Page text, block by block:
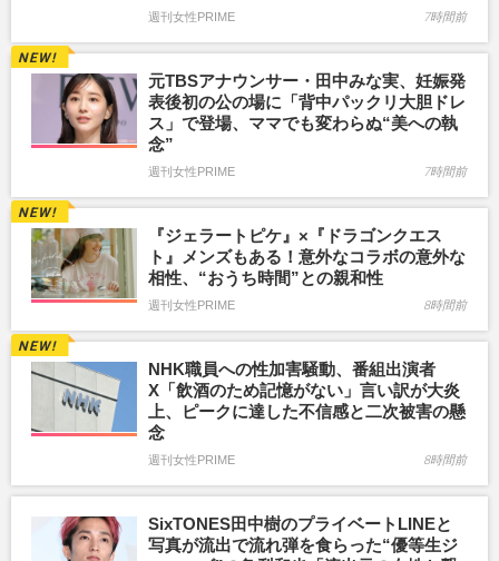
週刊女性PRIME 7時間前
元TBSアナウンサー・田中みな実、妊娠発
表後初の公の場に「背中パックリ大胆ドレ
ス」で登場、ママでも変わらぬ“美への執
念”
週刊女性PRIME 7時間前
『ジェラートピケ』×『ドラゴンクエス
ト』メンズもある！意外なコラボの意外な
相性、“おうち時間”との親和性
週刊女性PRIME 8時間前
NHK職員への性加害騒動、番組出演者
X「飲酒のため記憶がない」言い訳が大炎
上、ピークに達した不信感と二次被害の懸
念
週刊女性PRIME 8時間前
SixTONES田中樹のプライベートLINEと
写真が流出で流れ弾を食らった“優等生ジ